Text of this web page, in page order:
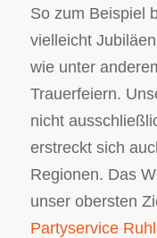
So zum Beispiel
vielleicht
wie unter
Trauerfeiern.
nicht
erstreckt sich
Regionen. Das
unser obersten
Partyservice